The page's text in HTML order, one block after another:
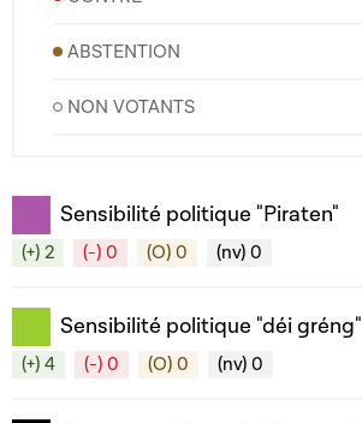
ABSTENTION
NON VOTANTS
Sensibilité politique "Piraten"
(+) 2 (-) 0 (O) 0 (nv) 0
Sensibilité politique "déi gréng"
(+) 4 (-) 0 (O) 0 (nv) 0